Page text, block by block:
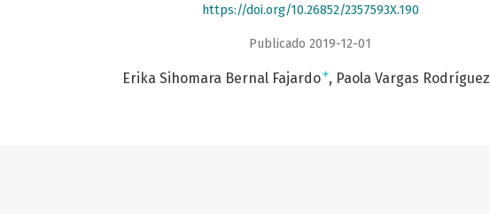
https://doi.org/10.26852/2357593X.190
Publicado 2019-12-01
Erika Sihomara Bernal Fajardo+ Paola Vargas Rodríguez